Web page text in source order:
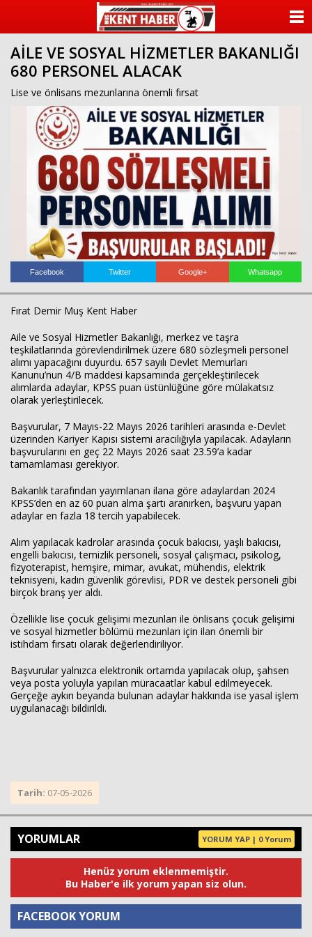
AİLE VE SOSYAL HİZMETLER BAKANLIĞI
680 PERSONEL ALACAK
Lise ve önlisans mezunlarına önemli fırsat
Facebook Twitter Google+ Whatsapp
Fırat Demir Muş Kent Haber
Aile ve Sosyal Hizmetler Bakanlığı, merkez ve taşra
teşkilatlarında görevlendirilmek üzere 680 sözleşmeli personel
alımı yapacağını duyurdu. 657 sayılı Devlet Memurları
Kanunu’nun 4/B maddesi kapsamında gerçekleştirilecek
alımlarda adaylar, KPSS puan üstünlüğüne göre mülakatsız
olarak yerleştirilecek.
Başvurular, 7 Mayıs-22 Mayıs 2026 tarihleri arasında e-Devlet
üzerinden Kariyer Kapısı sistemi aracılığıyla yapılacak. Adayların
başvurularını en geç 22 Mayıs 2026 saat 23.59’a kadar
tamamlaması gerekiyor.
Bakanlık tarafından yayımlanan ilana göre adaylardan 2024
KPSS’den en az 60 puan alma şartı aranırken, başvuru yapan
adaylar en fazla 18 tercih yapabilecek.
Alım yapılacak kadrolar arasında çocuk bakıcısı, yaşlı bakıcısı,
engelli bakıcısı, temizlik personeli, sosyal çalışmacı, psikolog,
fizyoterapist, hemşire, mimar, avukat, mühendis, elektrik
teknisyeni, kadın güvenlik görevlisi, PDR ve destek personeli gibi
birçok branş yer aldı.
Özellikle lise çocuk gelişimi mezunları ile önlisans çocuk gelişimi
ve sosyal hizmetler bölümü mezunları için ilan önemli bir
istihdam fırsatı olarak değerlendiriliyor.
Başvurular yalnızca elektronik ortamda yapılacak olup, şahsen
veya posta yoluyla yapılan müracaatlar kabul edilmeyecek.
Gerçeğe aykırı beyanda bulunan adaylar hakkında ise yasal işlem
uygulanacağı bildirildi.
Tarih: 07-05-2026
YORUMLAR YORUM YAP | 0 Yorum
Henüz yorum eklenmemiştir.
Bu Haber'e ilk yorum yapan siz olun.
FACEBOOK YORUM
ANASAYFA
KATEGORİLER
ANKETLER
FOTO GALERİ
VİDEO GALERİ
KÜNYE
İLETİŞİM